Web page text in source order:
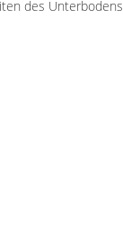
des